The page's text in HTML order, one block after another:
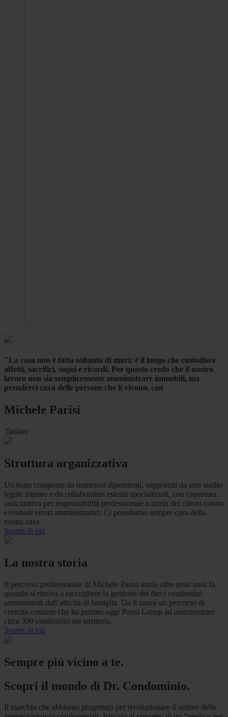
"La casa non è fatta soltanto di muri: è il luogo che custodisce
affetti, sacrifici, sogni e ricordi. Per questo credo che il nostro
lavoro non sia semplicemente amministrare immobili, ma
prenderci cura delle persone che li vivono, con
Michele Parisi
Titolare
Struttura organizzativa
Un team composto da numerosi dipendenti, supportati da uno studio
legale interno e da collaboratori esterni specializzati, con copertura
assicurativa per responsabilità professionale a tutela dei clienti contro
eventuali errori amministrativi. Ci prendiamo sempre cura della
vostra casa.
Scopri di più
La nostra storia
Il percorso professionale di Michele Parisi inizia oltre trent’anni fa,
quando si ritrova a raccogliere la gestione dei dieci condomìni
amministrati dall’attività di famiglia. Da li nasce un percorso di
crescita costante che ha portato oggi Parisi Group ad amministrare
circa 300 condomìni sul territorio.
Scopri di più
Sempre più vicino a te.
Scopri il mondo di Dr. Condominio.
Il marchio che abbiamo progettato per rivoluzionare il settore delle